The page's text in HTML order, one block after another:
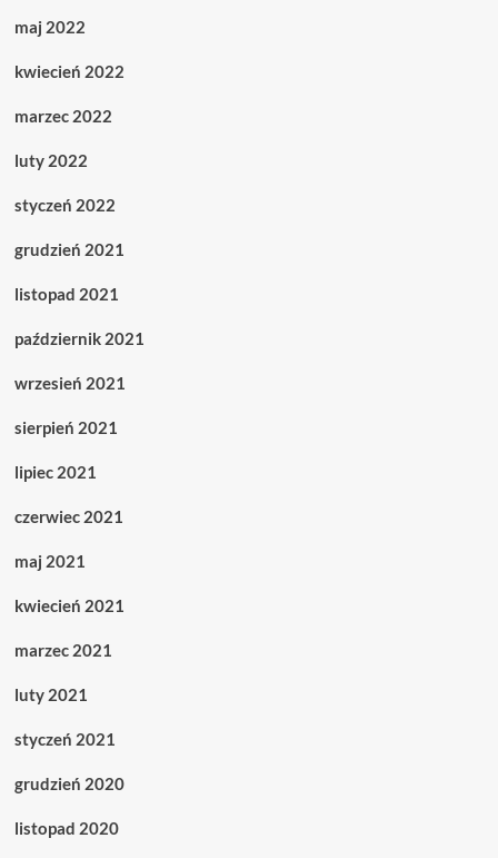
maj 2022
kwiecień 2022
marzec 2022
luty 2022
styczeń 2022
grudzień 2021
listopad 2021
październik 2021
wrzesień 2021
sierpień 2021
lipiec 2021
czerwiec 2021
maj 2021
kwiecień 2021
marzec 2021
luty 2021
styczeń 2021
grudzień 2020
listopad 2020